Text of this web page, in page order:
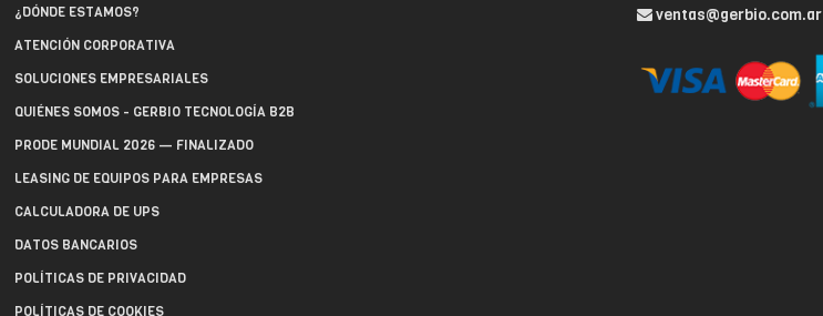
¿DÓNDE ESTAMOS?
ATENCIÓN CORPORATIVA
SOLUCIONES EMPRESARIALES
QUIÉNES SOMOS - GERBIO TECNOLOGÍA B2B
PRODE MUNDIAL 2026 — FINALIZADO
LEASING DE EQUIPOS PARA EMPRESAS
CALCULADORA DE UPS
DATOS BANCARIOS
POLÍTICAS DE PRIVACIDAD
POLÍTICAS DE COOKIES
ventas@gerbio.com.ar